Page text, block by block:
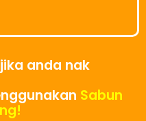
anda nak
Sabun